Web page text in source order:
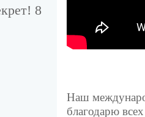
Наш
благодарю
8